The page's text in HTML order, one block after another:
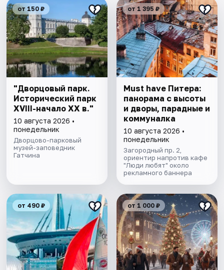
от 150 ₽
"Дворцовый парк.
Исторический парк
XVIII-начало XX в."
10 августа 2026 •
понедельник
Дворцово-парковый
музей-заповедник
Гатчина
от 1 395 ₽
Must have Питера:
панорама с высоты
и дворы, парадные и
коммуналка
10 августа 2026 •
понедельник
Загородный пр. 2,
ориентир напротив кафе
"Люди любят" около
рекламного баннера
от 490 ₽ от 1 000 ₽